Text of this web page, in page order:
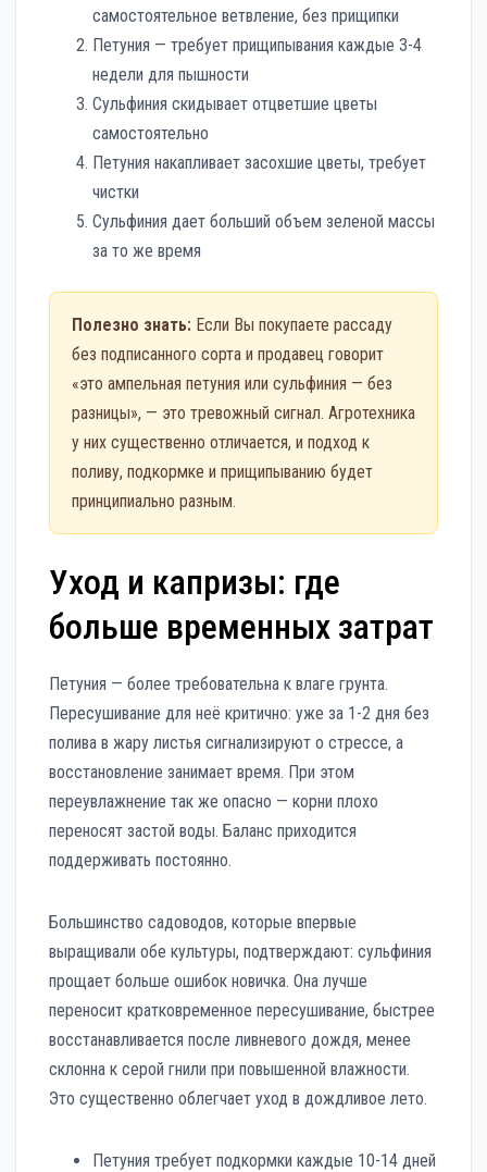
самостоятельное ветвление, без прищипки
Петуния — требует прищипывания каждые 3-4
недели для пышности
Сульфиния скидывает отцветшие цветы
самостоятельно
Петуния накапливает засохшие цветы, требует
чистки
Сульфиния дает больший объем зеленой массы
за то же время
Полезно знать: Если Вы покупаете рассаду
без подписанного сорта и продавец говорит
«это ампельная петуния или сульфиния — без
разницы», — это тревожный сигнал. Агротехника
у них существенно отличается, и подход к
поливу, подкормке и прищипыванию будет
принципиально разным.
Уход и капризы: где
больше временных затрат
Петуния — более требовательна к влаге грунта.
Пересушивание для неё критично: уже за 1-2 дня без
полива в жару листья сигнализируют о стрессе, а
восстановление занимает время. При этом
переувлажнение так же опасно — корни плохо
переносят застой воды. Баланс приходится
поддерживать постоянно.
Большинство садоводов, которые впервые
выращивали обе культуры, подтверждают: сульфиния
прощает больше ошибок новичка. Она лучше
переносит кратковременное пересушивание, быстрее
восстанавливается после ливневого дождя, менее
склонна к серой гнили при повышенной влажности.
Это существенно облегчает уход в дождливое лето.
Петуния требует подкормки каждые 10-14 дней